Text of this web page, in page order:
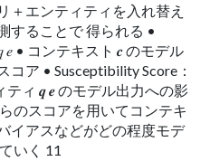
＋エンティティを入れ替え
することで 得られる •
𝑒 • コンテキスト 𝒄 のモデル
ア • Susceptibility Score：
ティ 𝒒 𝒆 のモデル出力への影
のスコアを用いてコンテキ
イアスなどがどの程度モデ
いく 11